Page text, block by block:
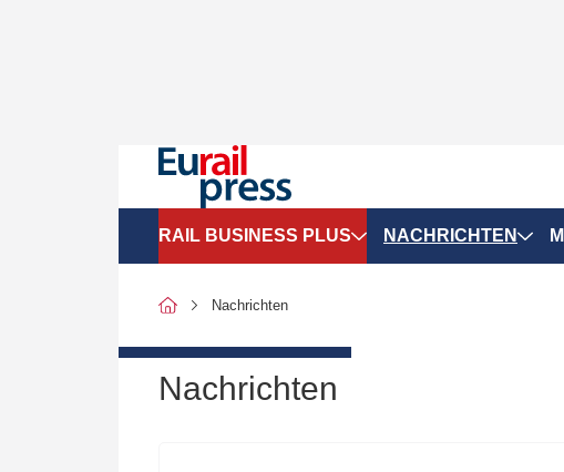
RAIL BUSINESS PLUS
SPNV-Marktdaten
NACHRICHTEN
Nachrichten
Nachrichten